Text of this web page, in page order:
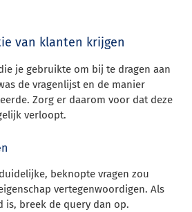
van klanten krijgen
je gebruikte om bij te dragen aan
de vragenlijst en de manier
Zorg er daarom voor dat deze
verloopt.
beknopte vragen zou
vertegenwoordigen. Als
is, breek de query dan op.